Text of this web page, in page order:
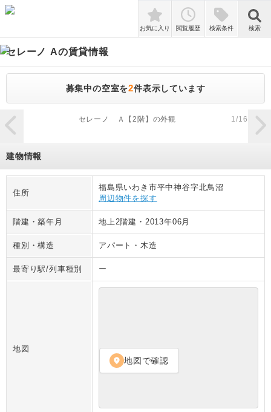
検索
お気に入り 閲覧履歴 検索条件 検索
セレーノ Aの賃貸情報
募集中の空室を2件表示しています
zoom_in
セレーノ Ａ【2階】の外観 1/16
建物情報
住所
福島県いわき市平中神谷字北鳥沼
周辺物件を探す
階建・築年月 地上2階建 ・ 2013年06月
種別・構造 アパート ・ 木造
最寄り駅/列車種別 ー
地図
location_on 地図で確認